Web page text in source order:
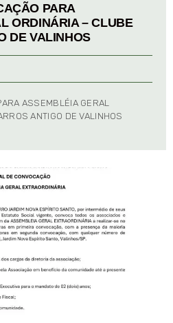
PARA
ORDINÁRIA – CLUBE
DE VALINHOS
ASSEMBLÉIA GERAL
ANTIGO DE VALINHOS